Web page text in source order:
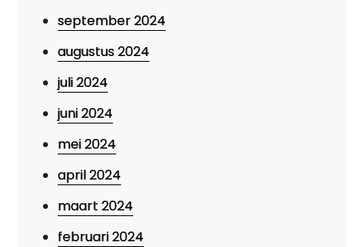
september 2024
augustus 2024
juli 2024
juni 2024
mei 2024
april 2024
maart 2024
februari 2024